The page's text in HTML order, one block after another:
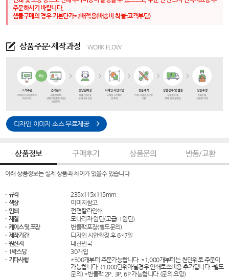
주문하시기 바랍니다.
샘플구매의 경우 기본단가*2배적용(배송비 착불-고객부담)
상품주문·제작과정 WORK FLOW
디자인 이미지 소스 무료제공
상품정보 구매후기 상품문의 반품/교환
아래 상품정보는 실제 상품과 차이가 있을수 있습니다
· 규격
235x115x115mm
· 색상
이미지참고
· 인쇄
전면칼라인쇄
· 재질
모나리자 원단(고급FT원단)
· 케이스 및 포장
번들팩포장(별도문의)
· 제작기간
디자인 시안확정 후 6~7일
· 원산지
대한민국
· 1박스당
30개입
· 기타사항
*500개부터 주문가능합니다. *1,000개부터는 천단위로 주문이
가능합니다. (1,000단위아닐경우 인쇄로쓰비용 추가됩니다.-별도
문의) *번들팩 2P, 3P, 6P 가능합니다.(문의 요망)